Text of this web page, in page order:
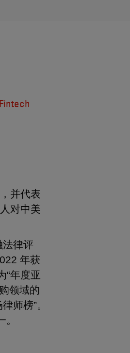
Fintech
并代表
对中美
法律评
年获
“年度亚
领域的
师榜”。